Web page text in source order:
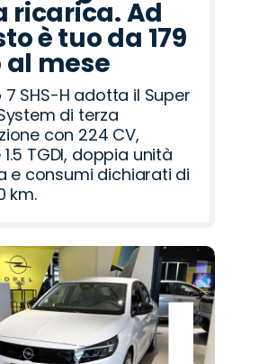
ricarica. Ad
è tuo da 179
al mese
SHS-H adotta il Super
di terza
con 224 CV,
TGDI, doppia unità
e consumi dichiarati di
km.